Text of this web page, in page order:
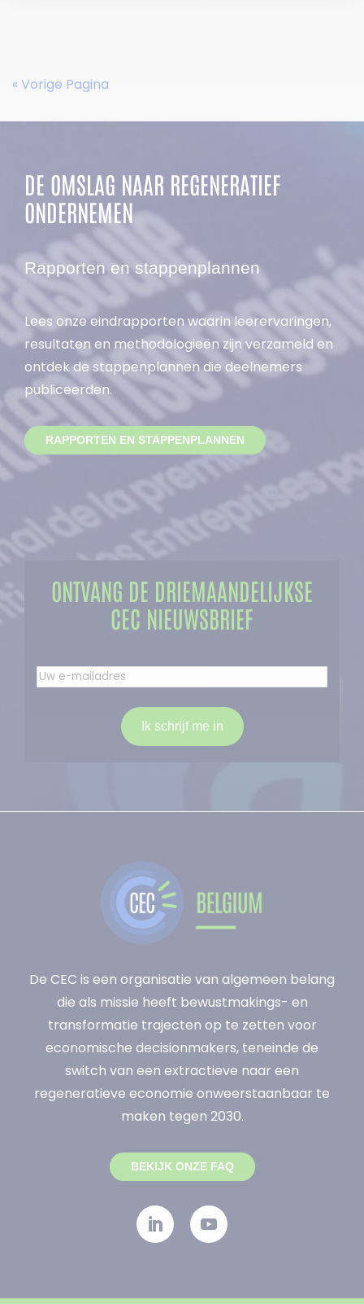
« Vorige Pagina
DE OMSLAG NAAR REGENERATIEF
ONDERNEMEN
Rapporten en stappenplannen
Lees onze eindrapporten waarin leerervaringen,
resultaten en methodologieën zijn verzameld en
ontdek de stappenplannen die deelnemers
publiceerden.
RAPPORTEN EN STAPPENPLANNEN
ONTVANG DE DRIEMAANDELIJKSE
CEC NIEUWSBRIEF
Uw
(Vereist) Ik schrijf me in
De CEC is een organisatie van algemeen belang
die als missie heeft bewustmakings- en
transformatie trajecten op te zetten voor
economische decisionmakers, teneinde de
switch van een extractieve naar een
regeneratieve economie onweerstaanbaar te
maken tegen 2030.
BEKIJK ONZE FAQ